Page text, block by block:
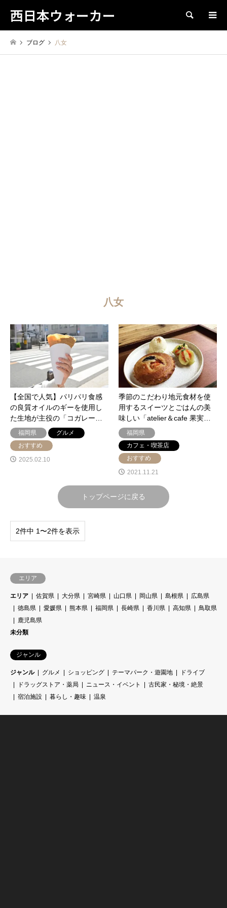
西日本ウォーカー 検索
ブログ 八女
八女
【全国で人気】パリパリ食感
の良質オイルのギーを使用し
た生地が主役の「コガレー…
福岡県
グルメ
おすすめ
2025.02.10
季節のこだわり地元食材を使
用するスイーツとごはんの美
味しい「atelier＆cafe 果実…
福岡県
カフェ・喫茶店
おすすめ
2021.11.21
トップページに戻る
2件中 1〜2件を表示
エリア
エリア 佐賀県 大分県 宮崎県 山口県 岡山県 島根県
広島県
徳島県
愛媛県 熊本県 福岡県 長崎県 香川県 高知県
鳥取県
鹿児島県
未分類
ジャンル
ジャンル グルメ ショッピング テーマパーク・遊園地
ドライブ
ドラッグストア・薬局
ニュース・イベント
古民家・秘境・絶景
宿泊施設
暮らし・趣味 温泉